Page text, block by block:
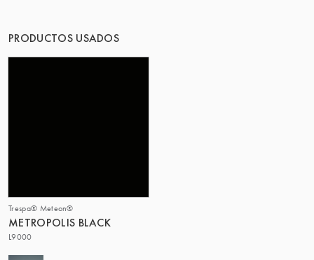
PRODUCTOS USADOS
Trespa® Meteon®
METROPOLIS BLACK
L9000